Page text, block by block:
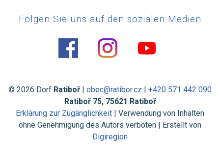
Folgen Sie uns auf den sozialen Medien
© 2026 Dorf Ratiboř | obec@ratibor.cz | +420 571 442 090
Ratiboř 75, 75621 Ratiboř
Erklärung zur Zugänglichkeit | Verwendung von Inhalten
ohne Genehmigung des Autors verboten | Erstellt von
Digiregion